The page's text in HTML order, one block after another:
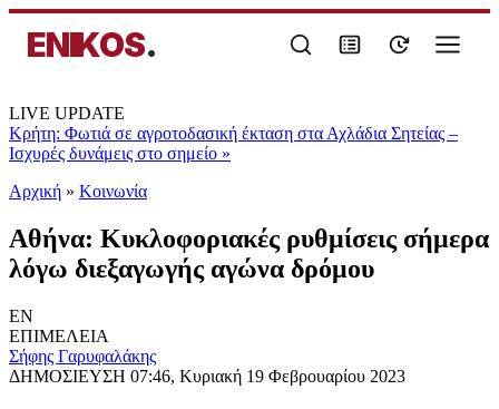
ENIKOS.
LIVE UPDATE
Κρήτη: Φωτιά σε αγροτοδασική έκταση στα Αχλάδια Σητείας –
Ισχυρές δυνάμεις στο σημείο »
Αρχική » Κοινωνία
Αθήνα: Κυκλοφοριακές ρυθμίσεις σήμερα
λόγω διεξαγωγής αγώνα δρόμου
EN
ΕΠΙΜΕΛΕΙΑ
Σήφης Γαρυφαλάκης
ΔΗΜΟΣΙΕΥΣΗ 07:46, Κυριακή 19 Φεβρουαρίου 2023